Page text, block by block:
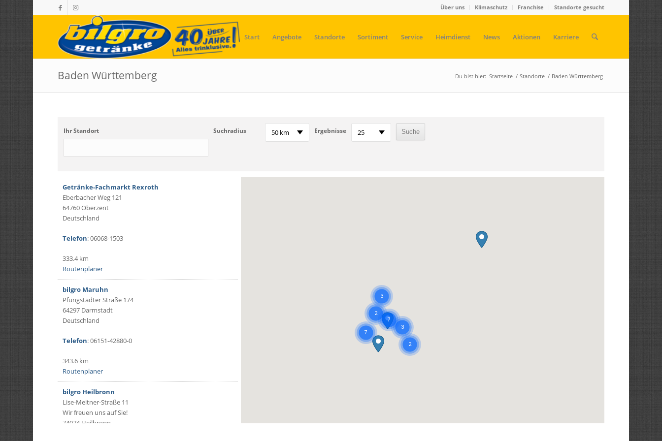
Über uns Klimaschutz Franchise Standorte gesucht
Start Angebote Standorte Sortiment Service Heimdienst News Aktionen Karriere
Baden Württemberg Du bist hier: Startseite / Standorte / Baden Württemberg
Ihr Standort Suchradius 50 km Ergebnisse 25
Getränke-Fachmarkt Rexroth
Eberbacher Weg 121
64760 Oberzent
Deutschland
Telefon: 06068-1503
333.4 km
Routenplaner
bilgro Maruhn
Pfungstädter Straße 174
64297 Darmstadt
Deutschland
Telefon: 06151-42880-0
343.6 km
Routenplaner
bilgro Heilbronn
Lise-Meitner-Straße 11
Wir freuen uns auf Sie!
74074 Heilbronn